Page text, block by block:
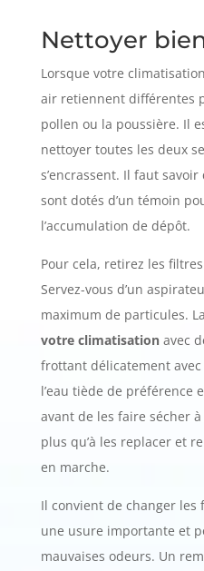
Nettoyer
Lorsque votre
air retiennent différentes
pollen ou la poussière. Il
nettoyer toutes les deux
s’encrassent. Il faut
sont dotés d’un témoin
l’accumulation de dépôt.
Pour cela, retirez les
Servez-vous d’un
maximum de particules.
votre climatisationavec
frottant délicatement
l’eau tiède de préférence
avant de les faire sécher
plus qu’à les replacer et
en marche.
Il convient de changer les
une usure importante et
mauvaises odeurs. Un